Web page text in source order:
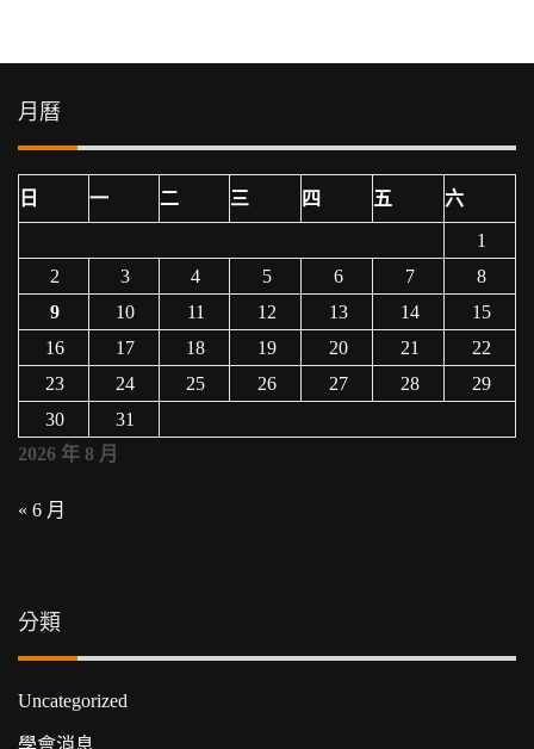
月曆
2026 年 8 月
日 一 二 三 四 五 六
1
2
3 4 5 6 7
8
9
10 11 12 13 14
15
16
17 18 19 20 21
22
23
24 25 26 27 28
29
30
31
« 6 月
分類
Uncategorized
學會消息